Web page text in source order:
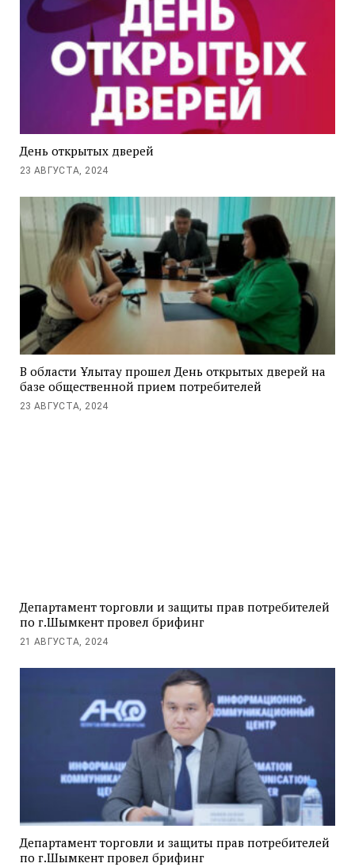
День открытых дверей
23 АВГУСТА, 2024
В области Ұлытау прошел День открытых дверей на
базе общественной прием потребителей
23 АВГУСТА, 2024
Департамент торговли и защиты прав потребителей
по г.Шымкент провел брифинг
21 АВГУСТА, 2024
Департамент торговли и защиты прав потребителей
по г.Шымкент провел брифинг